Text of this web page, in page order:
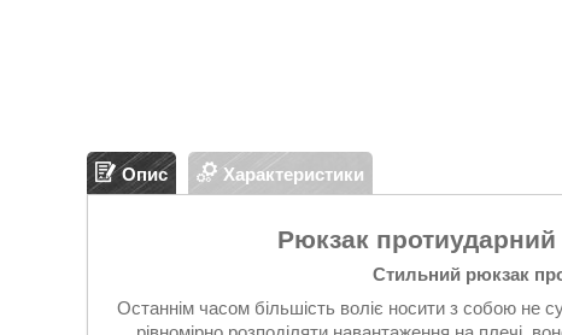
Опис Характеристики
Рюкзак
Стильний рюкзак
Останнім часом більшість воліє носити з собою не